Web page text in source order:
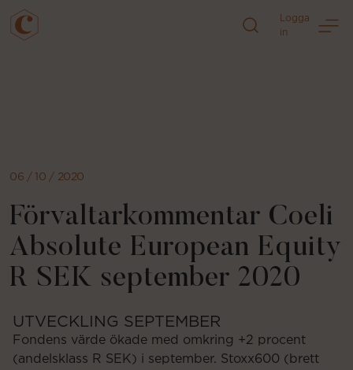
Logga
in
06 / 10 / 2020
Förvaltarkommentar Coeli
Absolute European Equity
R SEK september 2020
UTVECKLING SEPTEMBER
Fondens värde ökade med omkring +2 procent
(andelsklass R SEK) i september. Stoxx600 (brett